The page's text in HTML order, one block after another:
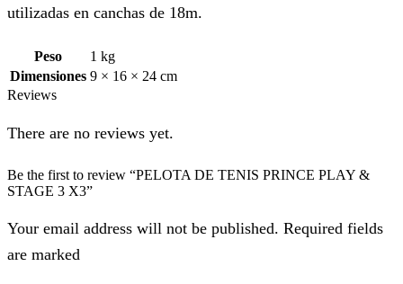
utilizadas en canchas de 18m.
Peso
1 kg
Dimensiones 9 × 16 × 24 cm
Reviews
There are no reviews yet.
Be the first to review “PELOTA DE TENIS PRINCE PLAY &
STAGE 3 X3”
Your email address will not be published. Required fields
are marked